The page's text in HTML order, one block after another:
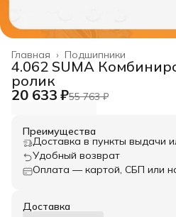
Подшипники
Главная ›
4.062 SUMA
ролик
20 633 ₽55 763 ₽
Преимущества
Доставка в пункты выдачи
Удобный возврат
Оплата — картой, СБП или
Доставка